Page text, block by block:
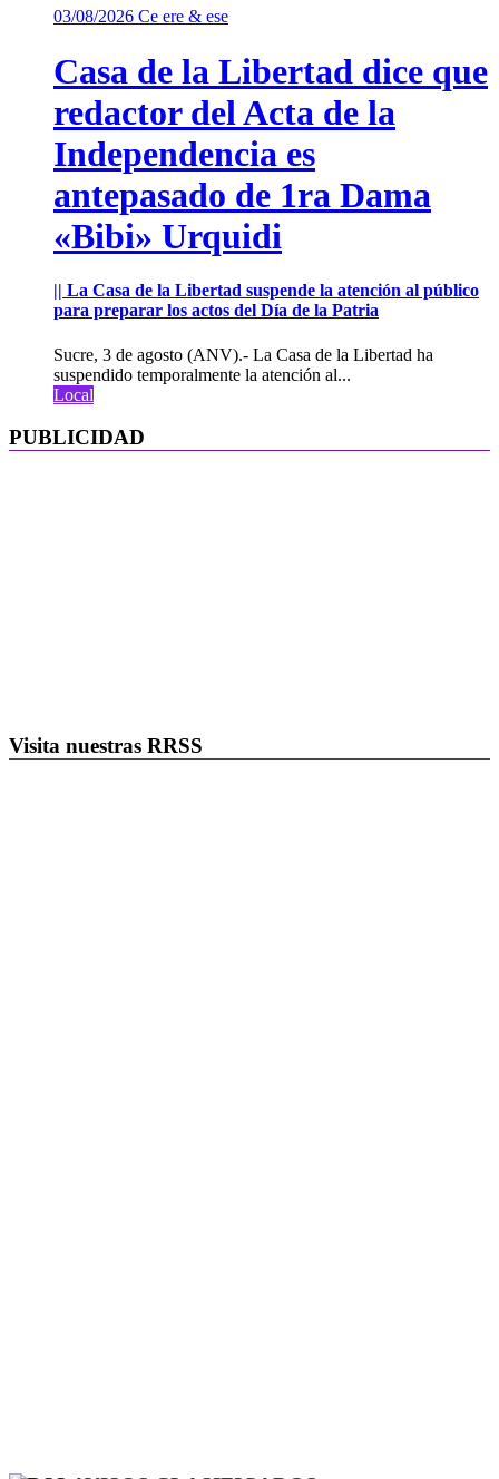
03/08/2026 Ce ere & ese
Casa de la Libertad dice que
redactor del Acta de la
Independencia es
antepasado de 1ra Dama
«Bibi» Urquidi
|| La Casa de la Libertad suspende la atención al público
para preparar los actos del Día de la Patria
Sucre, 3 de agosto (ANV).- La Casa de la Libertad ha
suspendido temporalmente la atención al...
Local
PUBLICIDAD
Visita nuestras RRSS